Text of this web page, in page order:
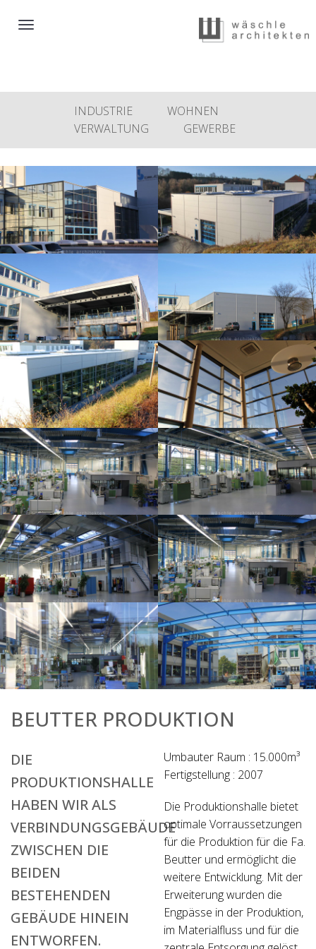
Toggle
INDUSTRIE
WOHNEN
VERWALTUNG
GEWERBE
BEUTTER PRODUKTION
DIE
PRODUKTIONSHALLE
HABEN WIR ALS
VERBINDUNGSGEBÄUDE
ZWISCHEN DIE
BEIDEN
BESTEHENDEN
GEBÄUDE HINEIN
ENTWORFEN.
Umbauter Raum : 15.000m³
Fertigstellung : 2007
Die Produktionshalle bietet
optimale Vorraussetzungen
für die Produktion für die Fa.
Beutter und ermöglicht die
weitere Entwicklung. Mit der
Erweiterung wurden die
Engpässe in der Produktion,
im Materialfluss und für die